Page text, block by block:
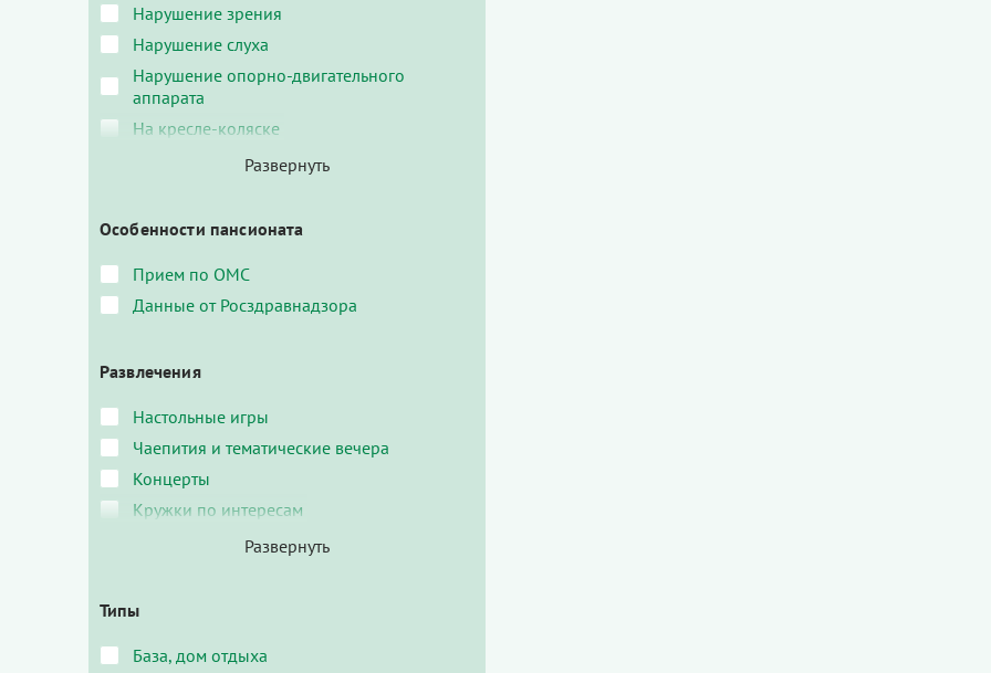
Нарушение зрения
Нарушение слуха
Нарушение опорно-двигательного
аппарата
На кресле-коляске
Особенности пансионата
Прием по ОМС
Данные от Росздравнадзора
Развлечения
Настольные игры
Чаепития и тематические вечера
Концерты
Кружки по интересам
Типы
База, дом отдыха